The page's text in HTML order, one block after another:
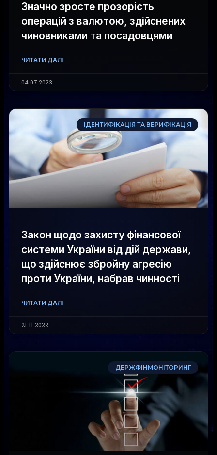
Значно зросте прозорість
операцій з валютою, здійснених
чиновниками та посадовцями
ЧИТАТИ ДАЛІ
04.07.2023
ІДЕНТИФІКАЦІЯ ТА ВЕРИФІКАЦІЯ
Закон щодо захисту фінансової
системи України від дій держави,
що здійснює збройну агресію
проти України, набрав чинності
ЧИТАТИ ДАЛІ
21.11.2022
ДЕРЖФІНМОНІТОРИНГ